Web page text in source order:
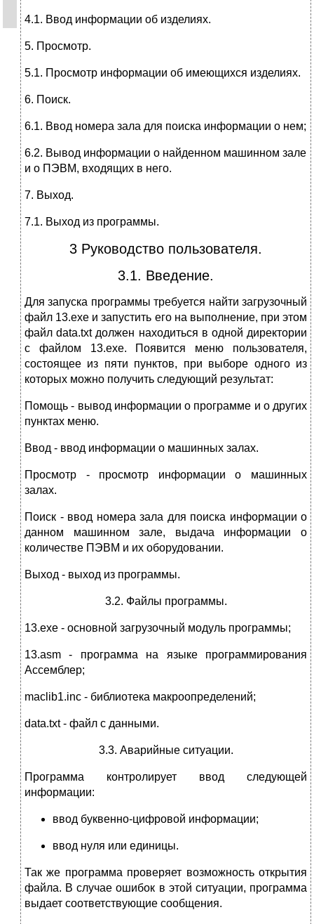
4.1. Ввод информации об изделиях.
5. Просмотр.
5.1. Просмотр информации об имеющихся изделиях.
6. Поиск.
6.1. Ввод номера зала для поиска информации о нем;
6.2. Вывод информации о найденном машинном зале
и о ПЭВМ, входящих в него.
7. Выход.
7.1. Выход из программы.
3 Руководство пользователя.
3.1. Введение.
Для запуска программы требуется найти загрузочный
файл 13.exe и запустить его на выполнение, при этом
файл data.txt должен находиться в одной директории
с файлом 13.exe. Появится меню пользователя,
состоящее из пяти пунктов, при выборе одного из
которых можно получить следующий результат:
Помощь - вывод информации о программе и о других
пунктах меню.
Ввод - ввод информации о машинных залах.
Просмотр - просмотр информации о машинных
залах.
Поиск - ввод номера зала для поиска информации о
данном машинном зале, выдача информации о
количестве ПЭВМ и их оборудовании.
Выход - выход из программы.
3.2. Файлы программы.
13.exe - основной загрузочный модуль программы;
13.asm - программа на языке программирования
Ассемблер;
maclib1.inc - библиотека макроопределений;
data.txt - файл с данными.
3.3. Аварийные ситуации.
Программа контролирует ввод следующей
информации:
ввод буквенно-цифровой информации;
ввод нуля или единицы.
Так же программа проверяет возможность открытия
файла. В случае ошибок в этой ситуации, программа
выдает соответствующие сообщения.